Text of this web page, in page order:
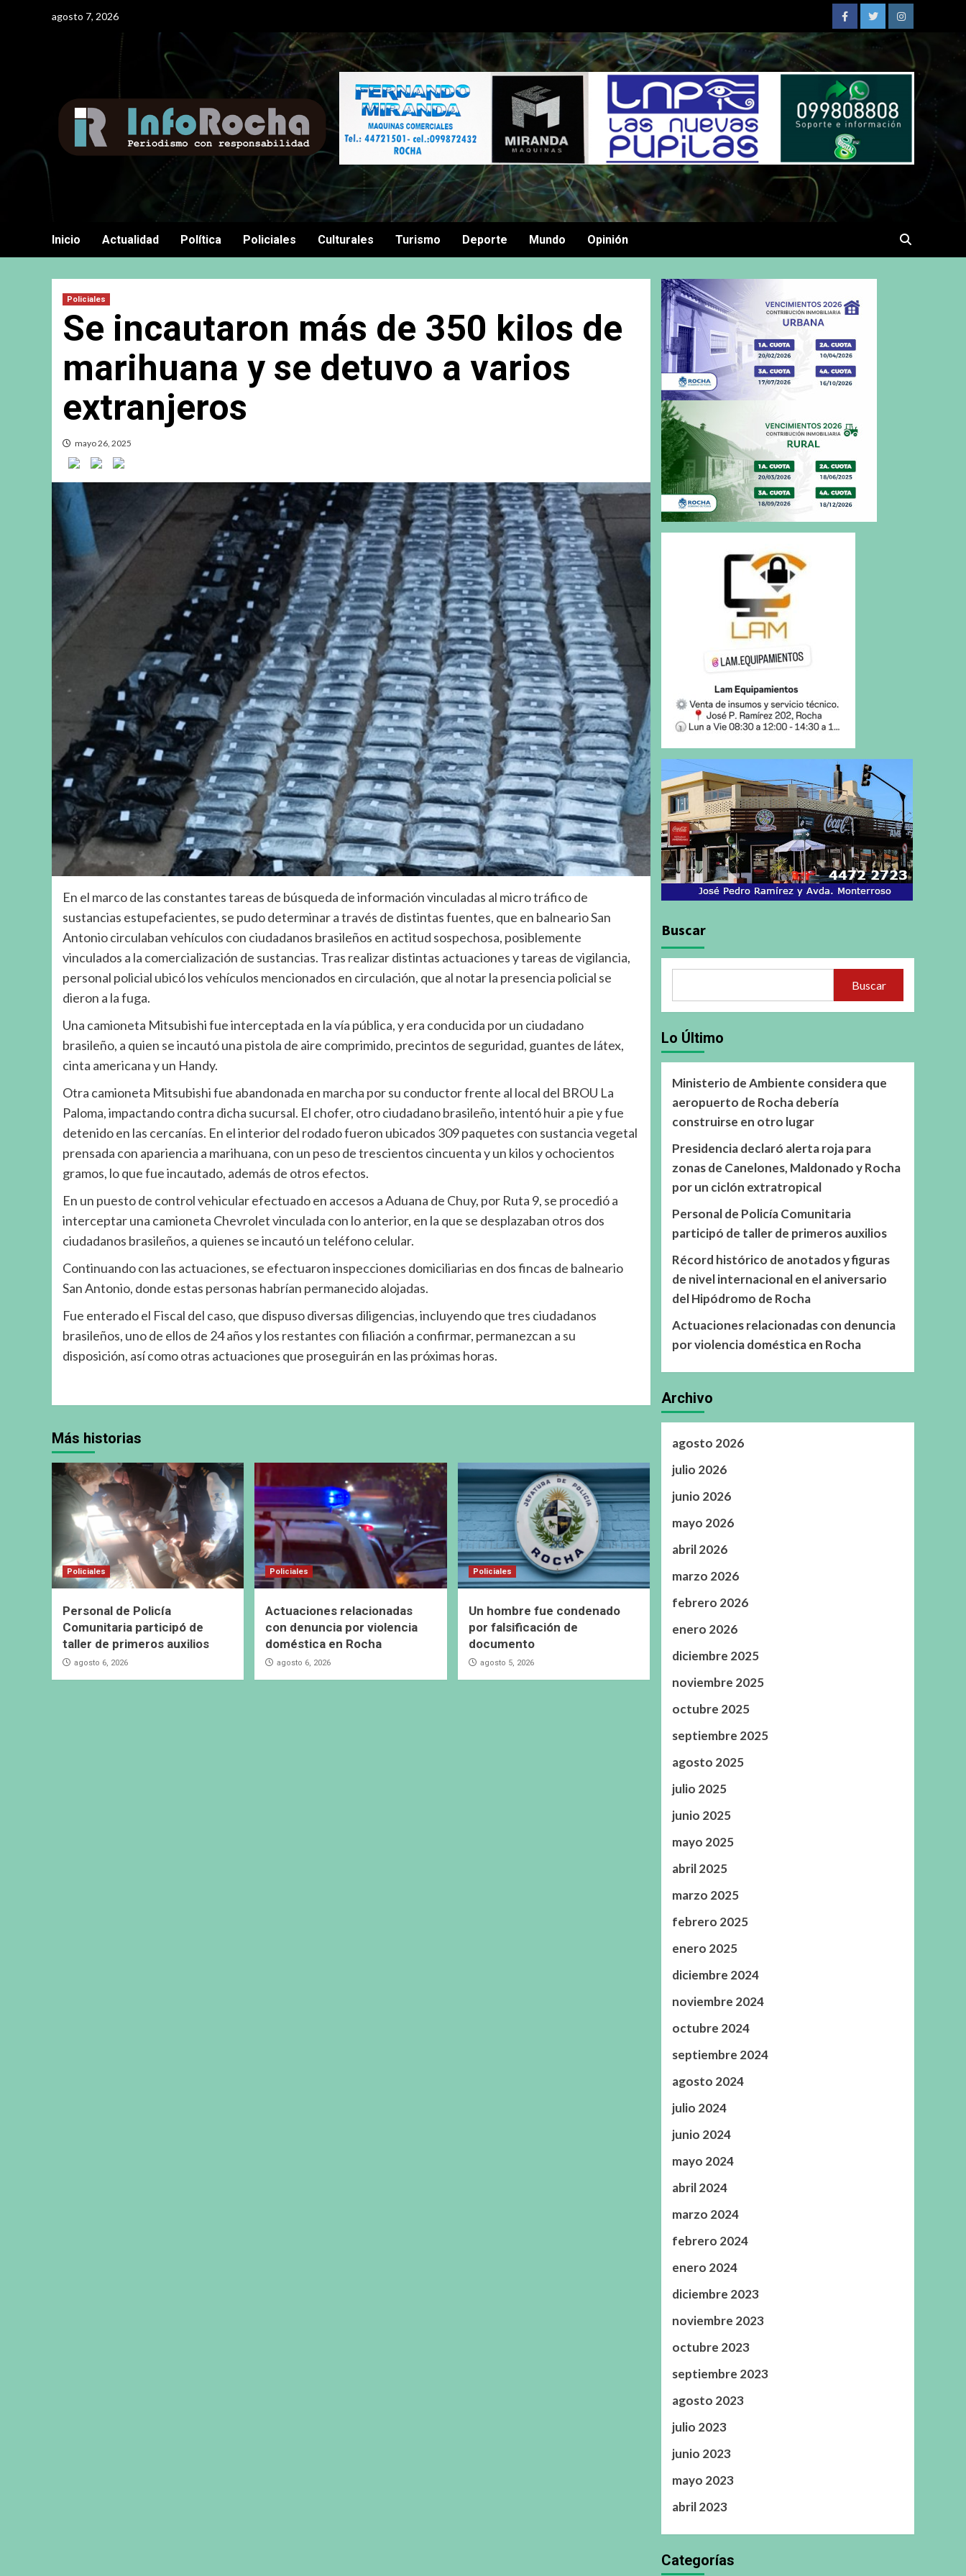
agosto 7, 2026
FacebookTwitterInstagram
Inicio Actualidad Política Policiales Culturales Turismo Deporte Mundo Opinión
Policiales
Se incautaron más de 350 kilos de
marihuana y se detuvo a varios
extranjeros
mayo 26, 2025
En el marco de las constantes tareas de búsqueda de información vinculadas al micro tráfico de
sustancias estupefacientes, se pudo determinar a través de distintas fuentes, que en balneario San
Antonio circulaban vehículos con ciudadanos brasileños en actitud sospechosa, posiblemente
vinculados a la comercialización de sustancias. Tras realizar distintas actuaciones y tareas de vigilancia,
personal policial ubicó los vehículos mencionados en circulación, que al notar la presencia policial se
dieron a la fuga.
Una camioneta Mitsubishi fue interceptada en la vía pública, y era conducida por un ciudadano
brasileño, a quien se incautó una pistola de aire comprimido, precintos de seguridad, guantes de látex,
cinta americana y un Handy.
Otra camioneta Mitsubishi fue abandonada en marcha por su conductor frente al local del BROU La
Paloma, impactando contra dicha sucursal. El chofer, otro ciudadano brasileño, intentó huir a pie y fue
detenido en las cercanías. En el interior del rodado fueron ubicados 309 paquetes con sustancia vegetal
prensada con apariencia a marihuana, con un peso de trescientos cincuenta y un kilos y ochocientos
gramos, lo que fue incautado, además de otros efectos.
En un puesto de control vehicular efectuado en accesos a Aduana de Chuy, por Ruta 9, se procedió a
interceptar una camioneta Chevrolet vinculada con lo anterior, en la que se desplazaban otros dos
ciudadanos brasileños, a quienes se incautó un teléfono celular.
Continuando con las actuaciones, se efectuaron inspecciones domiciliarias en dos fincas de balneario
San Antonio, donde estas personas habrían permanecido alojadas.
Fue enterado el Fiscal del caso, que dispuso diversas diligencias, incluyendo que tres ciudadanos
brasileños, uno de ellos de 24 años y los restantes con filiación a confirmar, permanezcan a su
disposición, así como otras actuaciones que proseguirán en las próximas horas.
Más historias
Policiales
Personal de Policía
Comunitaria participó de
taller de primeros auxilios
agosto 6, 2026
Policiales
Actuaciones relacionadas
con denuncia por violencia
doméstica en Rocha
agosto 6, 2026
Policiales
Un hombre fue condenado
por falsificación de
documento
agosto 5, 2026
Buscar
Buscar
Lo Último
Ministerio de Ambiente considera que
aeropuerto de Rocha debería
construirse en otro lugar
Presidencia declaró alerta roja para
zonas de Canelones, Maldonado y Rocha
por un ciclón extratropical
Personal de Policía Comunitaria
participó de taller de primeros auxilios
Récord histórico de anotados y figuras
de nivel internacional en el aniversario
del Hipódromo de Rocha
Actuaciones relacionadas con denuncia
por violencia doméstica en Rocha
Archivo
agosto 2026
julio 2026
junio 2026
mayo 2026
abril 2026
marzo 2026
febrero 2026
enero 2026
diciembre 2025
noviembre 2025
octubre 2025
septiembre 2025
agosto 2025
julio 2025
junio 2025
mayo 2025
abril 2025
marzo 2025
febrero 2025
enero 2025
diciembre 2024
noviembre 2024
octubre 2024
septiembre 2024
agosto 2024
julio 2024
junio 2024
mayo 2024
abril 2024
marzo 2024
febrero 2024
enero 2024
diciembre 2023
noviembre 2023
octubre 2023
septiembre 2023
agosto 2023
julio 2023
junio 2023
mayo 2023
abril 2023
Categorías